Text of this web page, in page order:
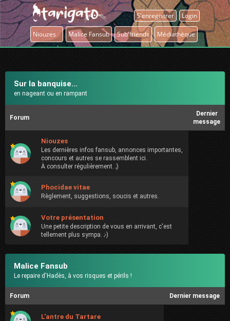
S'enregistrer Login
Niouzes Malice Fansub Sub'friends Médiathèque
Sur la banquise...
en nageant ou en rampant
Forum
Dernier
message
Niouzes
Les dernières infos fansub, annonces importantes,
concours et autres se rassemblent ici.
À consulter régulièrement. ;)
Phocidae vitae
Règlement, suggestions, soucis et autres.
Votre présentation
Une petite description de vous en arrivant, c'est
tellement plus sympa. ;-)
Malice Fansub
Le repaire d'Hadès, à vos risques et périls !
Forum Dernier message
L'antre du Tartare